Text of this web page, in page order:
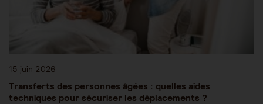
15 juin 2026
Transferts des personnes âgées : quelles aides
techniques pour sécuriser les déplacements ?